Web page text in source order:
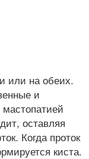
или на обеих.
и
оставляя
Когда проток
киста.